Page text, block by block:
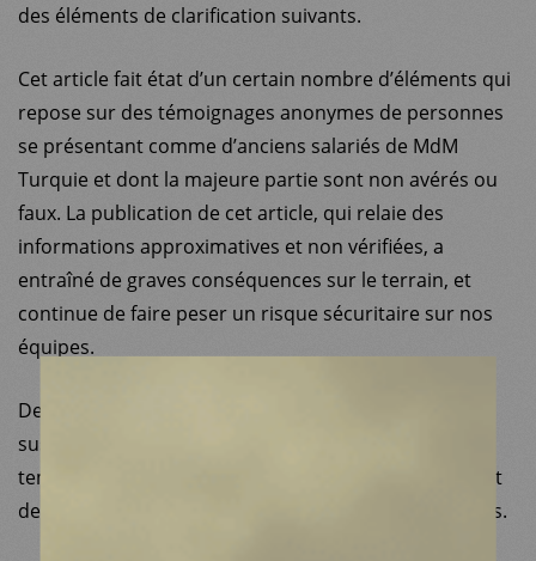
MDM
SUR LE TERRAIN
ACTUALITÉS
NOUS SOUTENIR
NOUS REJOINDRE
des éléments de clarification suivants.
Cet article fait état d’un certain nombre d’éléments qui
repose sur des témoignages anonymes de personnes
se présentant comme d’anciens salariés de MdM
Turquie et dont la majeure partie sont non avérés ou
faux. La publication de cet article, qui relaie des
informations approximatives et non vérifiées, a
entraîné de graves conséquences sur le terrain, et
continue de faire peser un risque sécuritaire sur nos
équipes.
Des négociations avec des bailleurs ont été
suspendues, entrainant, faute d’argent, la fermeture
temporaire d’un certain nombre de cliniques, laissant
des patients dans l’impossibilité de recevoir des soins.